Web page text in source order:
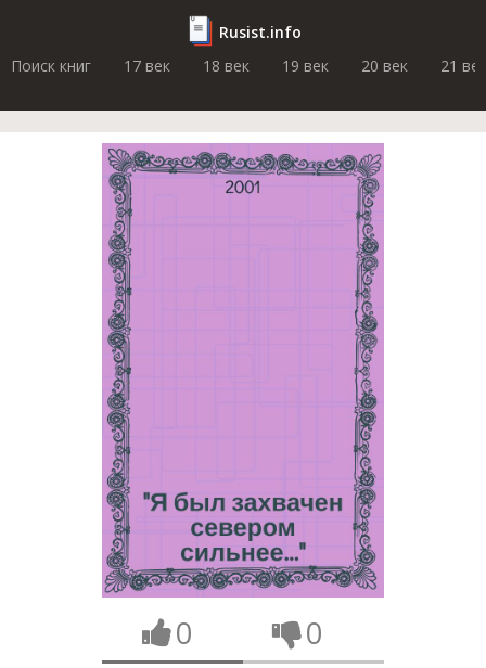
Rusist.info
Поиск книг
17 век 18 век 19 век 20 век 21 век
0 0